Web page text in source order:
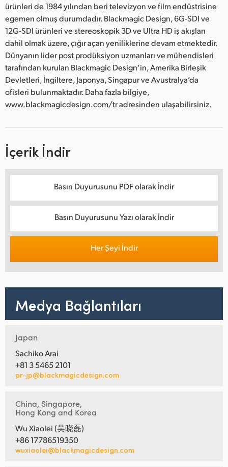
ürünleri de 1984 yılından beri televizyon ve film endüstrisine
egemen olmuş durumdadır. Blackmagic Design, 6G-SDI ve
12G-SDI ürünleri ve stereoskopik 3D ve Ultra HD iş akışları
dahil olmak üzere, çığır açan yeniliklerine devam etmektedir.
Dünyanın lider post prodüksiyon uzmanları ve mühendisleri
tarafından kurulan Blackmagic Design’in, Amerika Birleşik
Devletleri, İngiltere, Japonya, Singapur ve Avustralya’da
ofisleri bulunmaktadır. Daha fazla bilgiye,
www.blackmagicdesign.com/tr adresinden ulaşabilirsiniz.
İçerik İndir
Basın Duyurusunu PDF olarak İndir
Basın Duyurusunu Yazı olarak İndir
Her Şeyi İndir
Medya Bağlantıları
Japan
Sachiko Arai
+81 3 5465 2101
pr-jp@blackmagicdesign.com
China, Singapore,
Hong Kong and Korea
Wu Xiaolei (吴晓磊)
+86 17786519350
wuxiaolei@blackmagicdesign.com